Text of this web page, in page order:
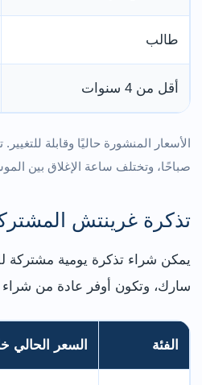
طالب
أقل من 4 سنوات
صباحًا، وتختلف ساعة الإغلاق بين
تذكرة غرينتش
يمكن شراء تذكرة يومية مشتركة
سارك، وتكون أوفر عادة من شراء
الفئة السعر الحالي